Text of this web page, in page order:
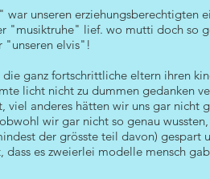
unseren erziehungsberechtigten
"musiktruhe" lief. wo mutti doch so
"unseren elvis"!
ganz fortschrittliche eltern ihren
licht nicht zu dummen gedanken
anderes hätten wir uns gar nicht
wir gar nicht so genau
der grösste teil davon)
es zweierlei modelle mensch